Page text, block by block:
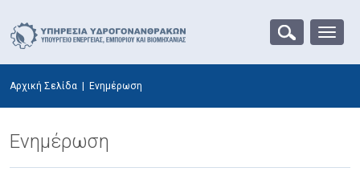
Αρχική Σελίδα Ενημέρωση
Ενημέρωση